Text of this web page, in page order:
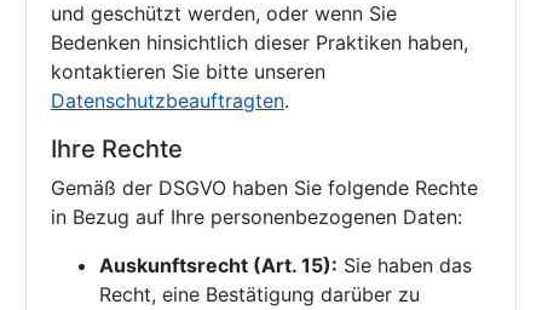
und geschützt werden, oder wenn Sie
Bedenken hinsichtlich dieser Praktiken haben,
kontaktieren Sie bitte unseren
Datenschutzbeauftragten.
Ihre Rechte
Gemäß der DSGVO haben Sie folgende Rechte
in Bezug auf Ihre personenbezogenen Daten:
Auskunftsrecht (Art. 15): Sie haben das
Recht, eine Bestätigung darüber zu